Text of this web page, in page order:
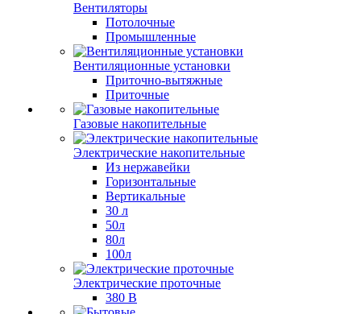
Вентиляторы
Потолочные
Промышленные
Вентиляционные установки
Приточно-вытяжные
Приточные
Газовые накопительные
Электрические накопительные
Из нержавейки
Горизонтальные
Вертикальные
30 л
50л
80л
100л
Электрические проточные
380 В